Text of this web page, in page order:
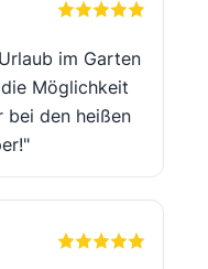
im Garten
Möglichkeit
bei den heißen